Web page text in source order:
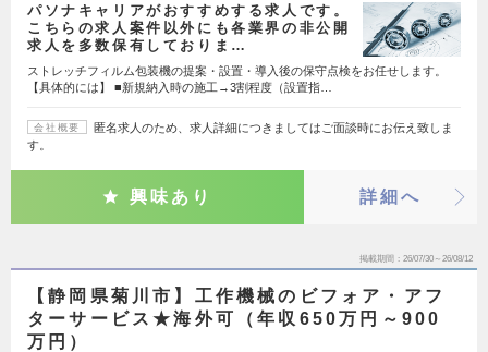
パソナキャリアがおすすめする求人です。
こちらの求人案件以外にも各業界の非公開
求人を多数保有しておりま…
ストレッチフィルム包装機の提案・設置・導入後の保守点検をお任せします。
【具体的には】 ■新規納入時の施工→3割程度（設置指…
会社概要
匿名求人のため、求人詳細につきましてはご面談時にお伝え致しま
す。
興味あり 詳細へ
掲載期間 26/07/30～26/08/12
【静岡県菊川市】工作機械のビフォア・アフ
ターサービス★海外可（年収650万円～900
万円）